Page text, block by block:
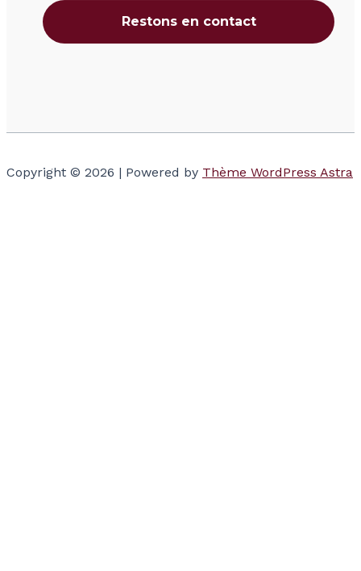
Copyright © 2026 | Powered by Thème WordPress Astra